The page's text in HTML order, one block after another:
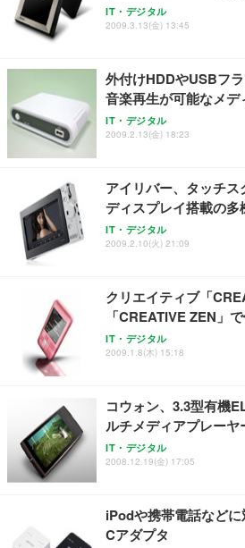
IT・デジタル
2009.3.13(金) 13:45
外付けHDDやUSBフ
音楽再生が可能なメ
IT・デジタル
2009.2.13(金) 18:23
アイリバー、タッチ
ディスプレイ搭載の
IT・デジタル
2009.2.10(火) 21:09
クリエイティブ「
「CREATIVE ZEN」
IT・デジタル
2009.1.8(木) 15:18
コウォン、3.3型有機
ルチメディアプレーヤ
IT・デジタル
2008.12.19(金) 17:05
iPodや携帯電話など
Cアダプタ